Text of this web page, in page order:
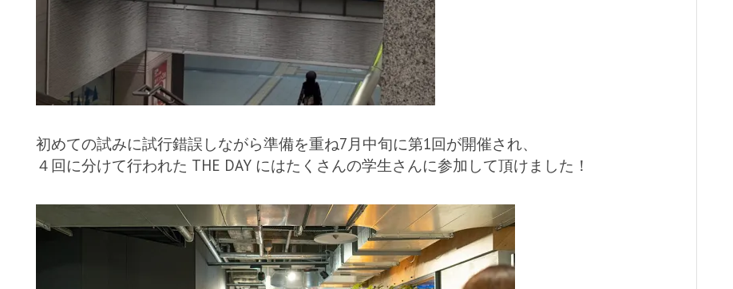
初めての試みに試行錯誤しながら準備を重ね7月中旬に第1回が開催され、
４回に分けて行われた THE DAY にはたくさんの学生さんに参加して頂けました！